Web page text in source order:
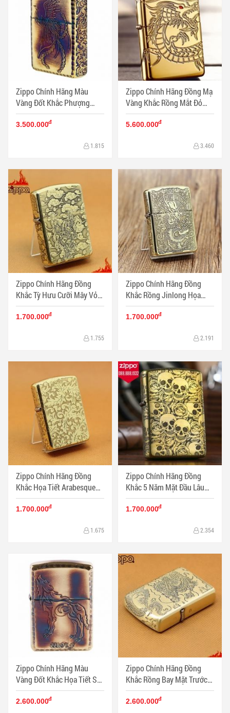
Zippo Chính Hãng Màu
Vàng Đốt Khắc Phượng
Hoàng Cùng Hoa Văn Arab
Vỏ Dày Armor
3.500.000đ
1.815
Zippo Chính Hãng Đồng Mạ
Vàng Khắc Rồng Mắt Đỏ
Tinh Xảo Vỏ Dày Armor
5.600.000đ
3.460
Zippo Chính Hãng Đồng
Khắc Tỳ Hưu Cưỡi Mây Vỏ
Dày Armor
1.700.000đ
1.755
Zippo Chính Hãng Đồng
Khắc Rồng Jinlong Họa
TIết Tinh Xảo Bản Dày
Armor
1.700.000đ
2.191
Zippo Chính Hãng Đồng
Khắc Họa Tiết Arabesque
Vỏ Dày Armor
1.700.000đ
1.675
Zippo Chính Hãng Đồng
Khắc 5 Năm Mặt Đầu Lâu
Hoa Hồng Vỏ Dày Armor
1.700.000đ
2.354
Zippo Chính Hãng Màu
Vàng Đốt Khắc Họa Tiết Sói
Hú Vỏ Dày Armor
2.600.000đ
Zippo Chính Hãng Đồng
Khắc Rồng Bay Mặt Trước
Và Cạnh Bên Vỏ Dày Armor
2.600.000đ